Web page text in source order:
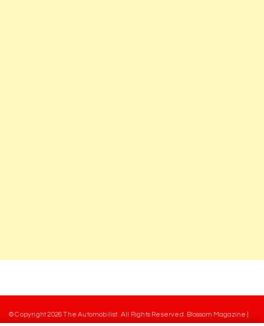
© Copyright 2026The Automobilist. All Rights Reserved.
Blossom Magazine |